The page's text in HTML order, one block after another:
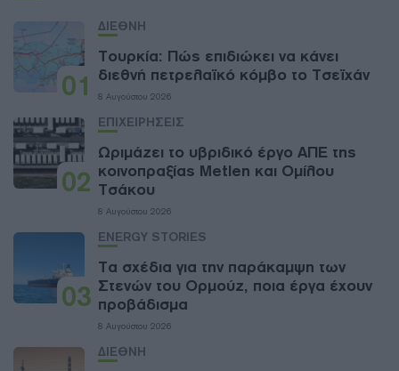
01
ΔΙΕΘΝΗ
Τουρκία: Πώς επιδιώκει να κάνει
διεθνή πετρελαϊκό κόμβο το Τσεϊχάν
8 Αυγούστου 2026
02
ΕΠΙΧΕΙΡΗΣΕΙΣ
Ωριμάζει το υβριδικό έργο ΑΠΕ της
κοινοπραξίας Metlen και Ομίλου
Τσάκου
8 Αυγούστου 2026
03
ENERGY STORIES
Τα σχέδια για την παράκαμψη των
Στενών του Ορμούζ, ποια έργα έχουν
προβάδισμα
8 Αυγούστου 2026
ΔΙΕΘΝΗ